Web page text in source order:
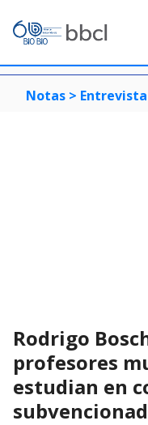
Notas > Entrevista
Rodrigo
profesores
estudian en